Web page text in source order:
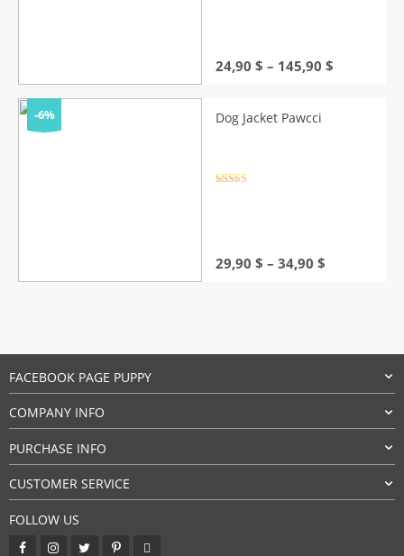
24,90 $ – 145,90 $
-6% Dog Jacket Pawcci
29,90 $ – 34,90 $
FACEBOOK PAGE PUPPY
COMPANY INFO
PURCHASE INFO
CUSTOMER SERVICE
FOLLOW US